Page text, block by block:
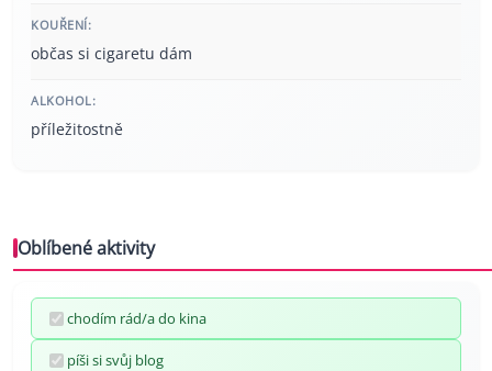
KOUŘENÍ:
občas si cigaretu dám
ALKOHOL:
příležitostně
Oblíbené aktivity
chodím rád/a do kina
píši si svůj blog